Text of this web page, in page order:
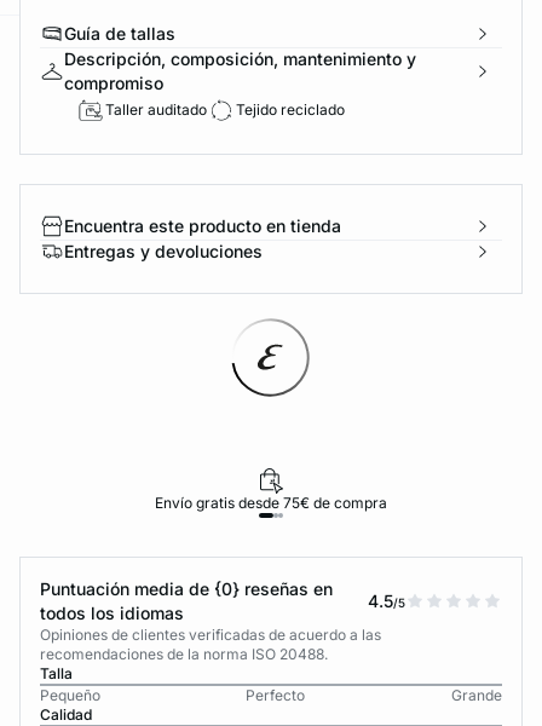
Guía de tallas
Descripción, composición, mantenimiento y
compromiso
Taller auditado Tejido reciclado
Encuentra este producto en tienda
Entregas y devoluciones
Envío gratis desde 75€ de compra
Puntuación media de {0} reseñas en
todos los idiomas
4.5/5
Opiniones de clientes verificadas de acuerdo a las
recomendaciones de la norma ISO 20488.
Talla
Pequeño
Perfecto
Grande
Calidad